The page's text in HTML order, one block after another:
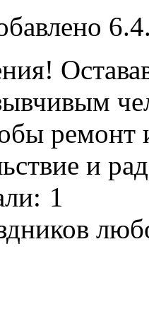
ремонт
и
1